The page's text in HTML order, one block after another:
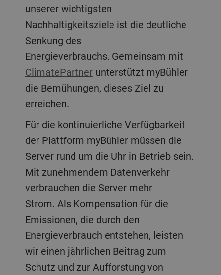
unserer wichtigsten
Nachhaltigkeitsziele ist die deutliche
Senkung des
Energieverbrauchs. Gemeinsam mit
ClimatePartnerunterstützt myBühler
die Bemühungen, dieses Ziel zu
erreichen.
Für die kontinuierliche Verfügbarkeit
der Plattform myBühler müssen die
Server rund um die Uhr in Betrieb sein.
Mit zunehmendem Datenverkehr
verbrauchen die Server mehr
Strom. Als Kompensation für die
Emissionen, die durch den
Energieverbrauch entstehen, leisten
wir einen jährlichen Beitrag zum
Schutz und zur Aufforstung von